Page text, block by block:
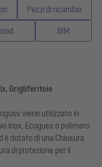
Pezzi di ricambio
BIM
Grigliferitoie
viene utilizzato in
inox, Ecoguss e polimero
è dotato di una Chiusura
di protezione per il